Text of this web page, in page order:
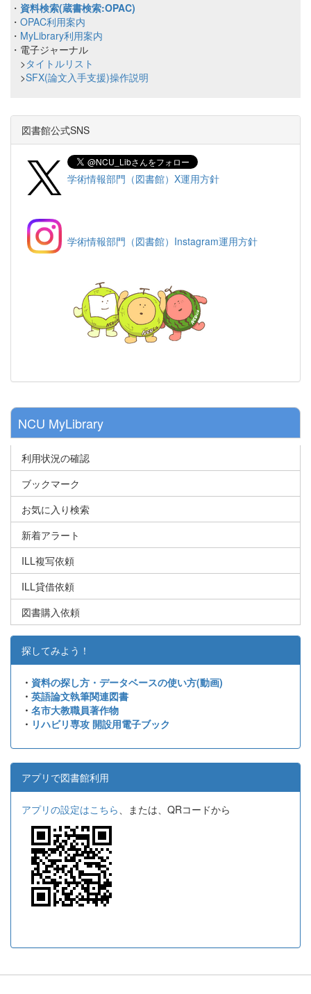
・ 資料検索(蔵書検索:OPAC)
・ OPAC利用案内
・ MyLibrary利用案内
・電子ジャーナル
>タイトルリスト
>SFX(論文入手支援)操作説明
図書館公式SNS
学術情報部門（図書館）X運用方針
学術情報部門（図書館）Instagram運用方針
NCU MyLibrary
利用状況の確認
ブックマーク
お気に入り検索
新着アラート
ILL複写依頼
ILL貸借依頼
図書購入依頼
探してみよう！
・ 資料の探し方・データベースの使い方(動画)
・ 英語論文執筆関連図書
・ 名市大教職員著作物
・ リハビリ専攻 開設用電子ブック
アプリで図書館利用
アプリの設定はこちら、または、QRコードから